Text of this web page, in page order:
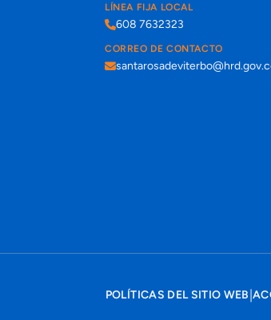
LÍNEA FIJA LOCAL
608 7632323
CORREO DE CONTACTO
POLÍTICAS DEL SITIO WEB|